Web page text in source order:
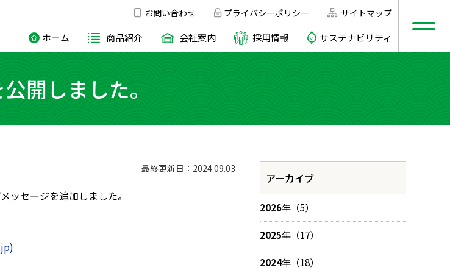
お問い合わせ プライバシーポリシー サイトマップ
ホーム 商品紹介 会社案内 採用情報 サステナビリティ
開しました。
最終更新日：2024.09.03
ッセージを追加しました。
アーカイブ
2026年（5）
2025年（17）
2024年（18）